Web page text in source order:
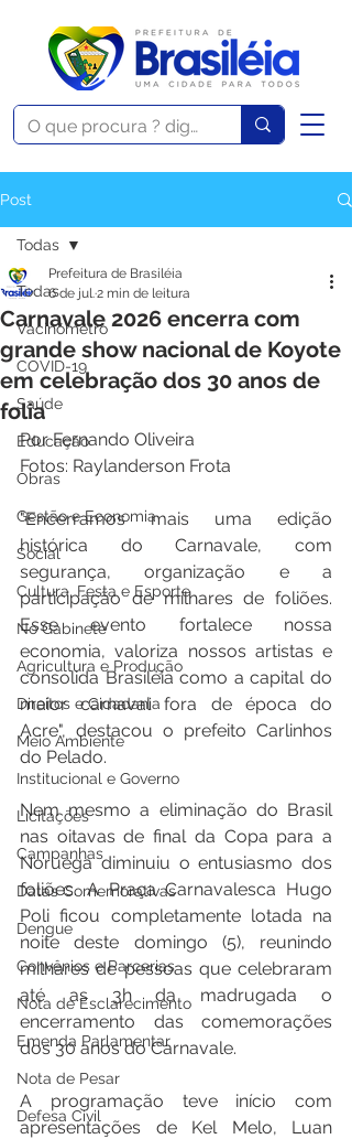
Post
Todas
Vacinômetro
COVID-19
Saúde
Educação
Obras
Gestão e Economia
Social
Cultura, Festa e Esporte
No Gabinete
Agricultura e Produção
Direitos e Cidadania
Meio Ambiente
Institucional e Governo
Licitações
Campanhas
Datas Comemorativas
Dengue
Convênios e Parcerias
Nota de Esclarecimento
Emenda Parlamentar
Nota de Pesar
Defesa Civil
Todas
Carnavale 2026 encerra com
grande show nacional de Koyote
em celebração dos 30 anos de
folia
Prefeitura de Brasiléia
6 de jul.2 min de leitura
Por Fernando Oliveira
Fotos: Raylanderson Frota
"Encerramos mais uma edição
histórica do Carnavale, com
segurança, organização e a
participação de milhares de foliões.
Esse evento fortalece nossa
economia, valoriza nossos artistas e
consolida Brasiléia como a capital do
maior carnaval fora de época do
Acre", destacou o prefeito Carlinhos
do Pelado.
Nem mesmo a eliminação do Brasil
nas oitavas de final da Copa para a
Noruega diminuiu o entusiasmo dos
foliões. A Praça Carnavalesca Hugo
Poli ficou completamente lotada na
noite deste domingo (5), reunindo
milhares de pessoas que celebraram
até as 3h da madrugada o
encerramento das comemorações
dos 30 anos do Carnavale.
A programação teve início com
apresentações de Kel Melo, Luan